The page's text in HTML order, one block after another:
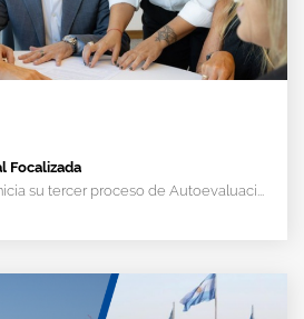
Focalizada
su tercer proceso de Autoevaluaci...